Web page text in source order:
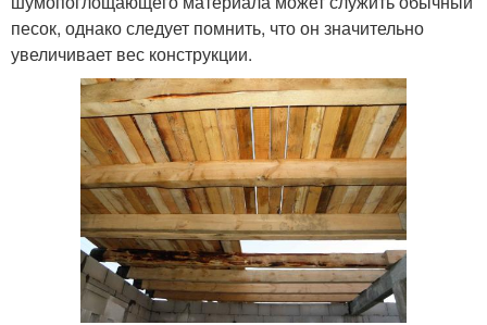
песок, однако следует помнить, что он значительно
увеличивает вес конструкции.